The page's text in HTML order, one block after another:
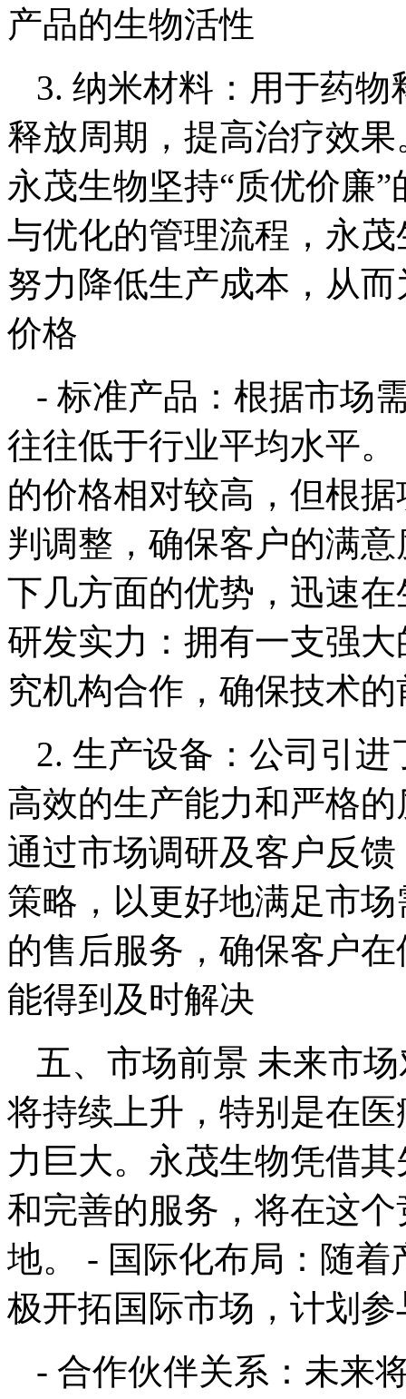
产品的生物活性
3. 纳米材料：用于药
释放周期，提高治疗效
永茂生物坚持“质优价廉
与优化的管理流程，永
努力降低生产成本，从
价格
- 标准产品：根据市场
往往低于行业平均水平
的价格相对较高，但根
判调整，确保客户的满
下几方面的优势，迅速
研发实力：拥有一支强
究机构合作，确保技术
2. 生产设备：公司引
高效的生产能力和严格
通过市场调研及客户反
策略，以更好地满足市
的售后服务，确保客户
能得到及时解决
五、市场前景 未来市
将持续上升，特别是在
力巨大。永茂生物凭借
和完善的服务，将在这
地。 - 国际化布局：随
极开拓国际市场，计划
- 合作伙伴关系：未来